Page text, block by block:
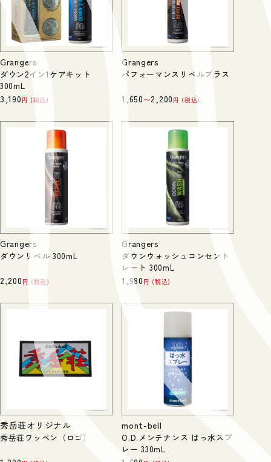
Grangers
ダウン2イン1ケアキット
300mL
3,190 税込
Grangers
パフォーマンスリペルプラス
1,650〜2,200 税込
Grangers
ダウンリペル 300mL
2,200 税込
Grangers
ダウンウォッシュコンセント
レート 300mL
1,980 税込
秀岳荘オリジナル
秀岳荘ワッペン（ロゴ）
mont-bell
O.D.メンテナンス はっ水スプ
レー 330mL